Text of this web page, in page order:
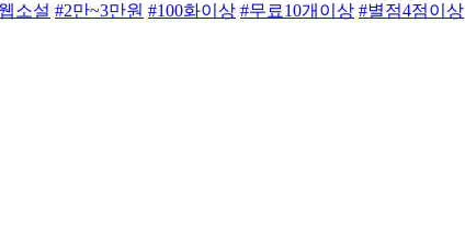
소설 #2만~3만원 #100화이상 #무료10개이상 #별점4점이상